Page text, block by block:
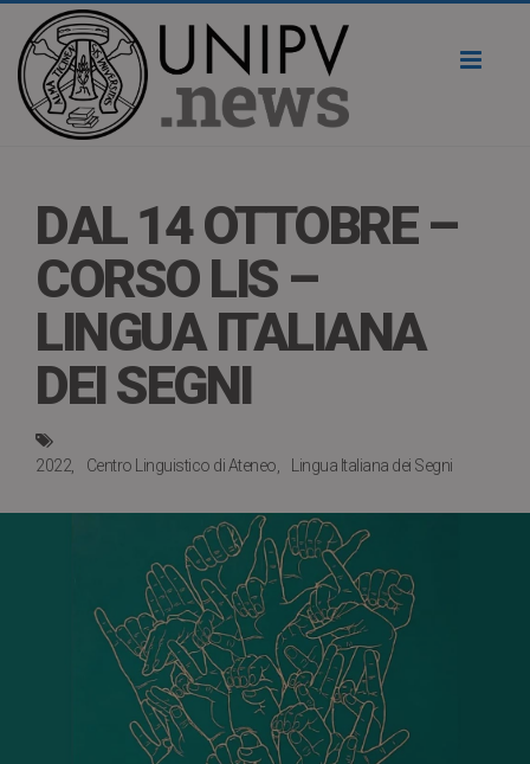
DAL 14 OTTOBRE –
CORSO LIS –
LINGUA ITALIANA
DEI SEGNI
2022 Centro Linguistico di Ateneo Lingua Italiana dei Segni